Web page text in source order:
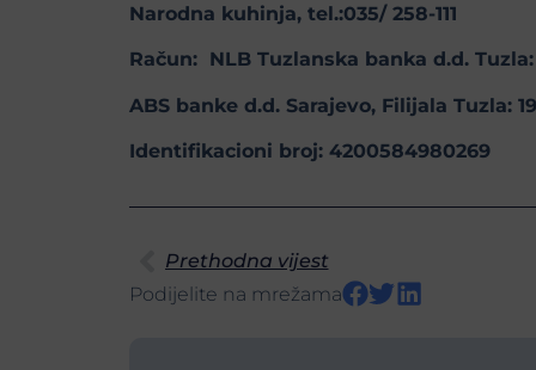
Narodna kuhinja, tel.:035/ 258-111
Račun: NLB Tuzlanska banka d.d. Tuzla:
ABS banke d.d. Sarajevo, Filijala Tuzla:
Identifikacioni broj: 4200584980269
Prethodna vijest
Podijelite na mrežama